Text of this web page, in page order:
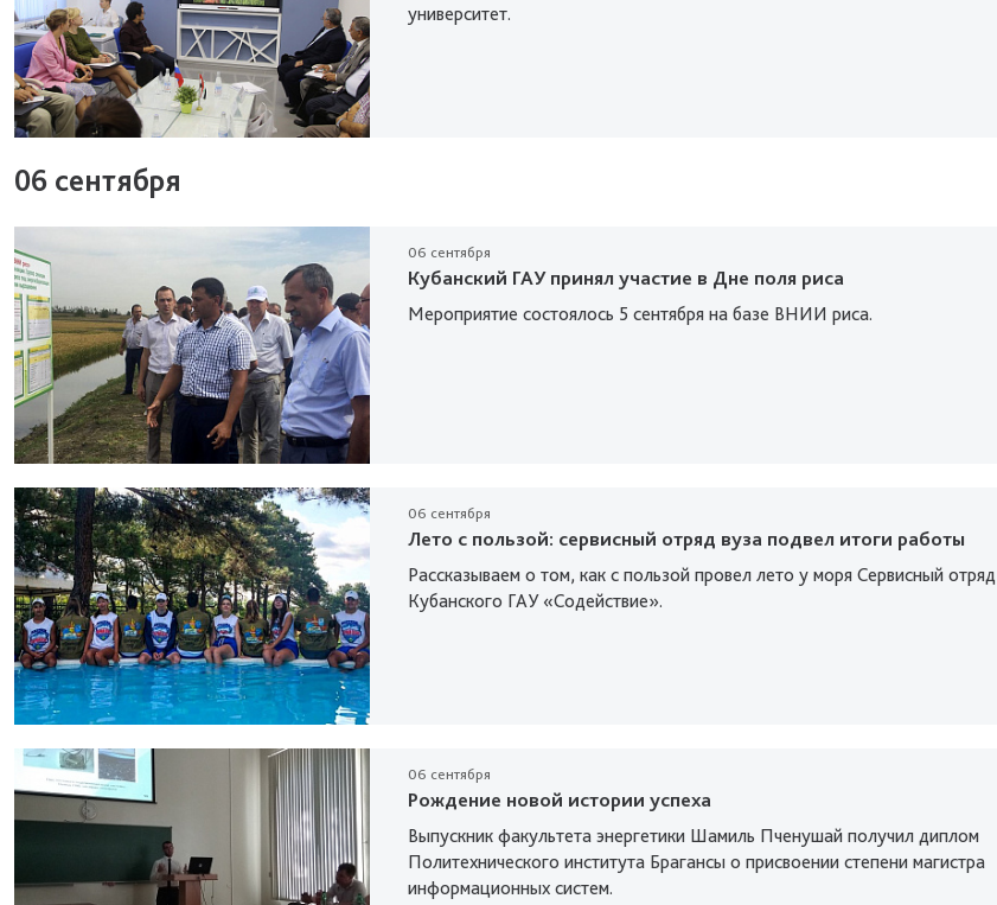
университет.
06 сентября
06 сентября
Кубанский ГАУ принял участие в Дне поля риса
Мероприятие состоялось 5 сентября на базе ВНИИ риса.
06 сентября
Лето с пользой: сервисный отряд вуза подвел итоги работы
Рассказываем о том, как с пользой провел лето у моря Сервисный отряд
Кубанского ГАУ «Содействие».
06 сентября
Рождение новой истории успеха
Выпускник факультета энергетики Шамиль Пченушай получил диплом
Политехнического института Брагансы о присвоении степени магистра
информационных систем.